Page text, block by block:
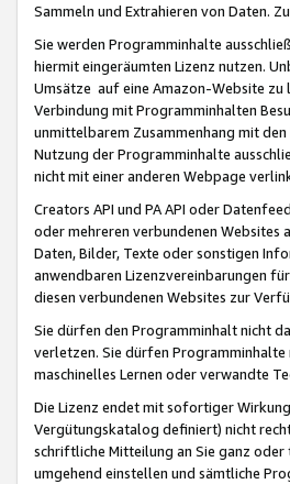
Sammeln und Extrahieren von Daten.
Sie werden Programminhalte
hiermit eingeräumten Lizenz nutzen.
Umsätze auf eine Amazon-Website zu
Verbindung mit Programminhalten
unmittelbarem Zusammenhang mit
Nutzung der Programminhalte
nicht mit einer anderen Webpage
Creators API und PA API oder
oder mehreren verbundenen Websites
Daten, Bilder, Texte oder sonstigen
anwendbaren Lizenzvereinbarungen
diesen verbundenen Websites zur
Sie dürfen den Programminhalt nicht
verletzen. Sie dürfen
maschinelles Lernen oder verwandte
Die Lizenz endet mit sofortiger
Vergütungskatalog definiert) nicht
schriftliche Mitteilung an Sie ganz oder
umgehend einstellen und sämtliche